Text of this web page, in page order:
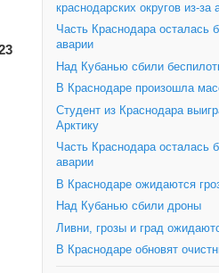
краснодарских округов из-за
Часть Краснодара осталась
аварии
Над Кубанью сбили
В Краснодаре произошла
Студент из Краснодара
Арктику
Часть Краснодара осталась
аварии
В Краснодаре ожидаются
Над Кубанью сбили дроны
Ливни, грозы и град
В Краснодаре обновят